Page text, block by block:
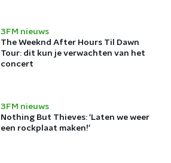
3FM nieuws
The Weeknd After Hours Til Dawn
Tour: dit kun je verwachten van het
concert
3FM nieuws
Nothing But Thieves: ‘Laten we weer
een rockplaat maken!’